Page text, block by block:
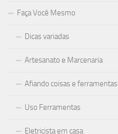
Faça Você Mesmo
Dicas variadas
Artesanato e Marcenaria
Afiando coisas e ferramentas
Uso Ferramentas
Eletricista em casa